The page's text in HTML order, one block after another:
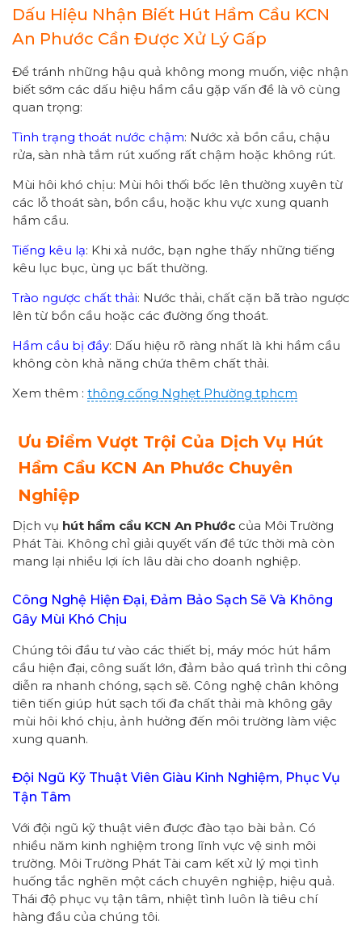
Dấu Hiệu Nhận Biết Hút Hầm Cầu KCN
An Phước Cần Được Xử Lý Gấp
Để tránh những hậu quả không mong muốn, việc nhận
biết sớm các dấu hiệu hầm cầu gặp vấn đề là vô cùng
quan trọng:
Tình trạng thoát nước chậm: Nước xả bồn cầu, chậu
rửa, sàn nhà tắm rút xuống rất chậm hoặc không rút.
Mùi hôi khó chịu: Mùi hôi thối bốc lên thường xuyên từ
các lỗ thoát sàn, bồn cầu, hoặc khu vực xung quanh
hầm cầu.
Tiếng kêu lạ: Khi xả nước, bạn nghe thấy những tiếng
kêu lục bục, ùng ục bất thường.
Trào ngược chất thải: Nước thải, chất cặn bã trào ngược
lên từ bồn cầu hoặc các đường ống thoát.
Hầm cầu bị đầy: Dấu hiệu rõ ràng nhất là khi hầm cầu
không còn khả năng chứa thêm chất thải.
Xem thêm : thông cống Nghẹt Phường tphcm
Ưu Điểm Vượt Trội Của Dịch Vụ Hút
Hầm Cầu KCN An Phước Chuyên
Nghiệp
Dịch vụ hút hầm cầu KCN An Phước của Môi Trường
Phát Tài. Không chỉ giải quyết vấn đề tức thời mà còn
mang lại nhiều lợi ích lâu dài cho doanh nghiệp.
Công Nghệ Hiện Đại, Đảm Bảo Sạch Sẽ Và Không
Gây Mùi Khó Chịu
Chúng tôi đầu tư vào các thiết bị, máy móc hút hầm
cầu hiện đại, công suất lớn, đảm bảo quá trình thi công
diễn ra nhanh chóng, sạch sẽ. Công nghệ chân không
tiên tiến giúp hút sạch tối đa chất thải mà không gây
mùi hôi khó chịu, ảnh hưởng đến môi trường làm việc
xung quanh.
Đội Ngũ Kỹ Thuật Viên Giàu Kinh Nghiệm, Phục Vụ
Tận Tâm
Với đội ngũ kỹ thuật viên được đào tạo bài bản. Có
nhiều năm kinh nghiệm trong lĩnh vực vệ sinh môi
trường. Môi Trường Phát Tài cam kết xử lý mọi tình
huống tắc nghẽn một cách chuyên nghiệp, hiệu quả.
Thái độ phục vụ tận tâm, nhiệt tình luôn là tiêu chí
hàng đầu của chúng tôi.